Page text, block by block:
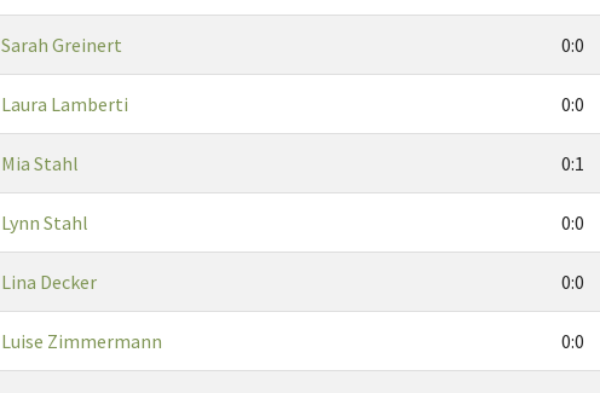
Sarah Greinert 0:0
Laura Lamberti 0:0
Mia Stahl 0:1
Lynn Stahl 0:0
Lina Decker 0:0
Luise Zimmermann 0:0